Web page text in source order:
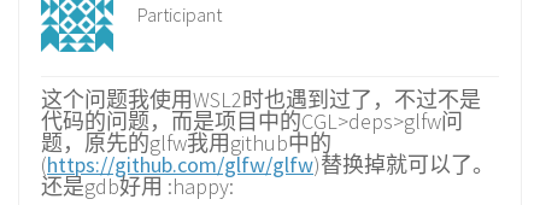
Participant
这个问题我使用WSL2时也遇到过了，不过不是
代码的问题，而是项目中的CGL>deps>glfw问
题，原先的glfw我用github中的
(https://github.com/glfw/glfw)替换掉就可以了。
还是gdb好用 :happy: